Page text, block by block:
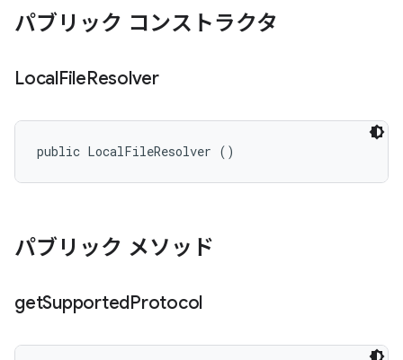
パブリック コンストラクタ
LocalFileResolver
public LocalFileResolver ()
パブリック メソッド
getSupportedProtocol